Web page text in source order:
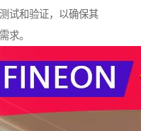
试和验证，以确保其
求。